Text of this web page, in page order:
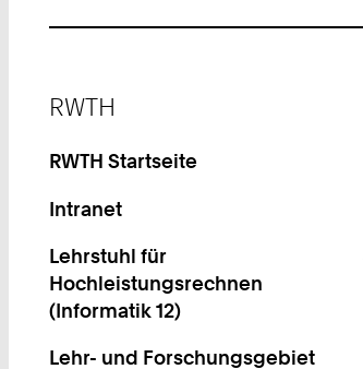
RWTH
RWTH Startseite
Intranet
Lehrstuhl für
Hochleistungsrechnen
(Informatik 12)
Lehr- und Forschungsgebiet